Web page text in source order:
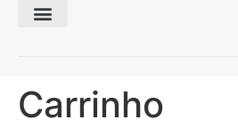
Carrinho